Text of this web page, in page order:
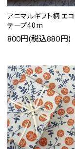
アニマルギフト柄 エ
テープ40m
800円(税込880円)